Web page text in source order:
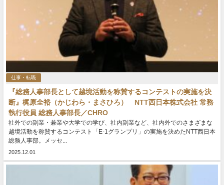
仕事・転職
『総務人事部長として越境活動を称賛するコンテストの実施を決
断』梶原全裕（かじわら・まさひろ） NTT西日本株式会社 常務
執行役員 総務人事部長／CHRO
社外での副業・兼業や大学での学び、社内副業など、社内外でのさまざまな
越境活動を称賛するコンテスト「E-1グランプリ」の実施を決めたNTT西日本
総務人事部。メッセ...
2025.12.01